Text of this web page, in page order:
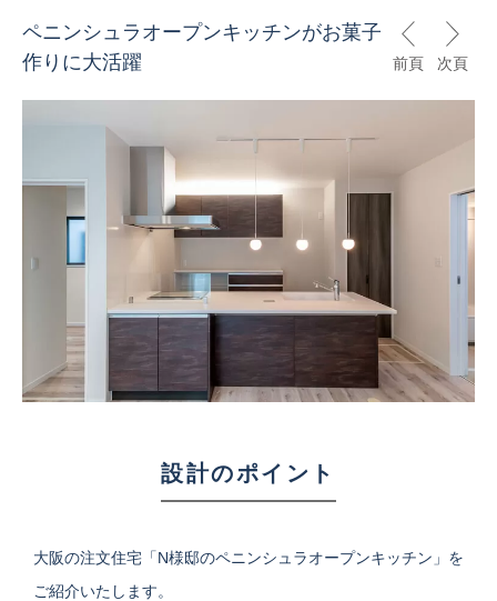
ペニンシュラオープンキッチンがお菓子
作りに大活躍
前頁 次頁
設計のポイント
大阪の注文住宅「N様邸のペニンシュラオープンキッチン」を
ご紹介いたします。